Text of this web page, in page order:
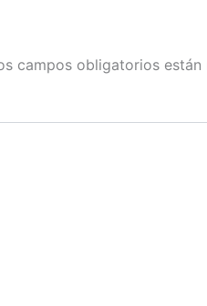
campos obligatorios están